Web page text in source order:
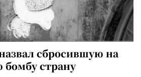
сбросившую на
бомбу страну